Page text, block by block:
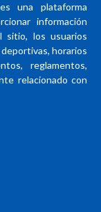
una plataforma
información
sitio, los usuarios
horarios
reglamentos,
relacionado con